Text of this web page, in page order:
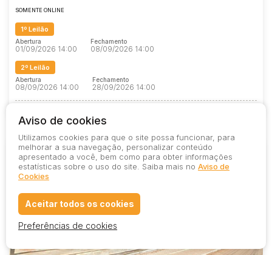
SOMENTE ONLINE
1º Leilão
Abertura
01/09/2026 14:00
Fechamento
08/09/2026 14:00
2º Leilão
Abertura
08/09/2026 14:00
Fechamento
28/09/2026 14:00
Aviso de cookies
Utilizamos cookies para que o site possa funcionar, para
melhorar a sua navegação, personalizar conteúdo
apresentado a você, bem como para obter informações
estatísticas sobre o uso do site. Saiba mais no Aviso de
Cookies
Aceitar todos os cookies
Preferências de cookies